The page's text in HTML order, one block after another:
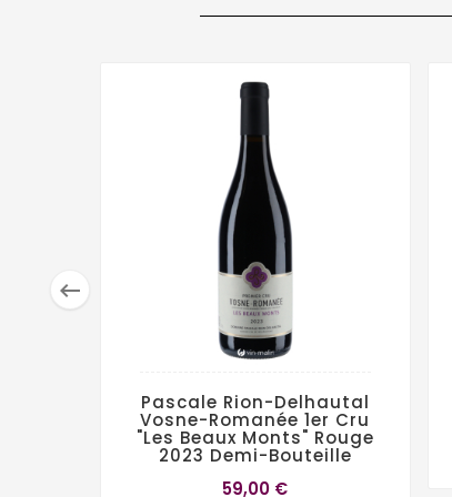

Pascale Rion-Delhautal
Vosne-Romanée 1er Cru
"Les Beaux Monts" Rouge
2023 Demi-Bouteille
59,00 €